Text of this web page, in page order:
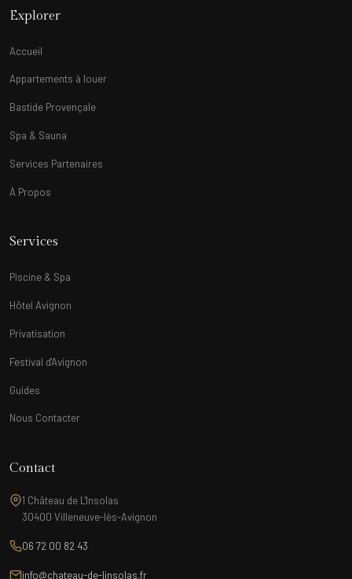
Explorer
Accueil
Appartements à louer
Bastide Provençale
Spa & Sauna
Services Partenaires
À Propos
Services
Piscine & Spa
Hôtel Avignon
Privatisation
Festival d'Avignon
Guides
Nous Contacter
Contact
1 Château de L'Insolas
30400 Villeneuve-lès-Avignon
06 72 00 82 43
info@chateau-de-linsolas.fr